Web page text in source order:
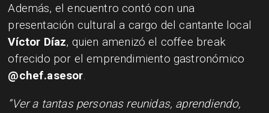
Además, el encuentro contó con una
presentación cultural a cargo del cantante local
Víctor Díaz, quien amenizó el coffee break
ofrecido por el emprendimiento gastronómico
@chef.asesor.
“Ver a tantas personas reunidas, aprendiendo,